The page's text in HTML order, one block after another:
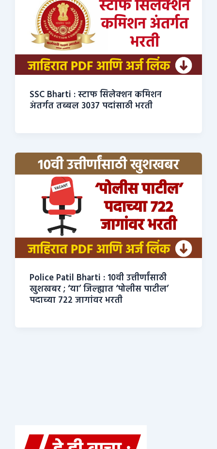
SSC Bharti : स्टाफ सिलेक्शन कमिशन
अंतर्गत तब्बल 3037 पदांसाठी भरती
Police Patil Bharti : 10वी उत्तीर्णांसाठी
खुशखबर ; ‘या’ जिल्ह्यात ‘पोलीस पाटील’
पदाच्या 722 जागांवर भरती